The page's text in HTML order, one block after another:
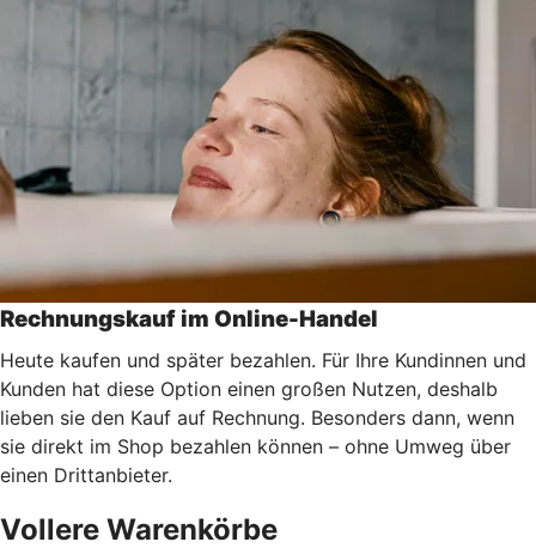
Rechnungskauf im Online-Handel
Heute kaufen und später bezahlen. Für Ihre Kundinnen und
Kunden hat diese Option einen großen Nutzen, deshalb
lieben sie den Kauf auf Rechnung. Besonders dann, wenn
sie direkt im Shop bezahlen können – ohne Umweg über
einen Drittanbieter.
Vollere Warenkörbe